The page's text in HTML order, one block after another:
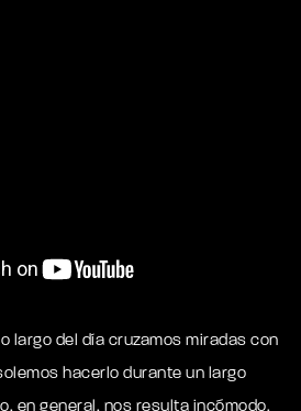
largo del día cruzamos miradas con
hacerlo durante un largo
en general, nos resulta incómodo.